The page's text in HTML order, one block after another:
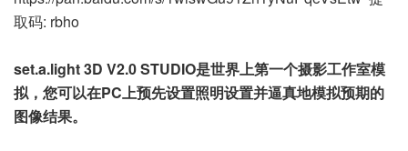
取码: rbho
set.a.light 3D V2.0 STUDIO是世界上第一个摄影工作室模
拟，您可以在PC上预先设置照明设置并逼真地模拟预期的
图像结果。